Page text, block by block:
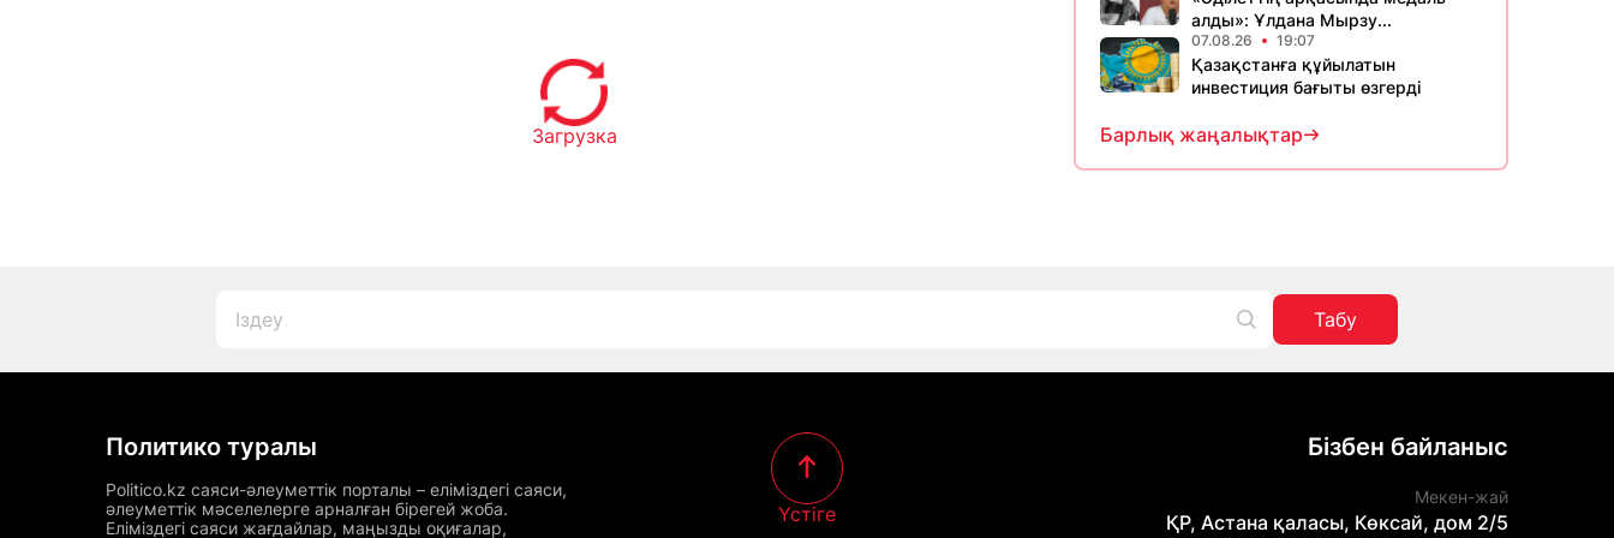
Загрузка
алды»: Ұлдана Мырзу...
07.08.26 19:07
Қазақстанға құйылатын
инвестиция бағыты өзгерді
Барлық жаңалықтар
Табу
Политико туралы
Politico.kz саяси-әлеуметтік порталы – еліміздегі саяси,
әлеуметтік мәселелерге арналған бірегей жоба.
Еліміздегі саяси жағдайлар, маңызды оқиғалар,
Үстіге
Бізбен байланыс
Мекен-жай
ҚР, Астана қаласы, Көксай, дом 2/5